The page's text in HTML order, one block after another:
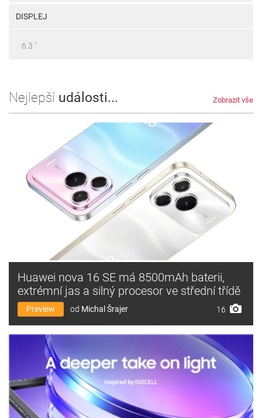
DISPLEJ
6.3 "
Nejlepší události... Zobrazit vše
Huawei nova 16 SE má 8500mAh baterii,
extrémní jas a silný procesor ve střední třídě
Preview od Michal Šrajer 16